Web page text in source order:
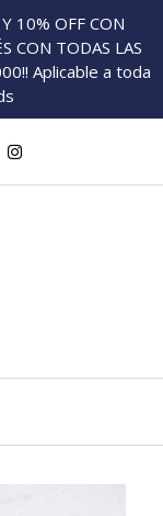
10% OFF CON
CON TODAS LAS
Aplicable a toda